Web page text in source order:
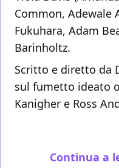
Common, Adewale
Fukuhara, Adam
Barinholtz.
Scritto e diretto da
sul fumetto ideato
Kanigher e Ross
Continua a